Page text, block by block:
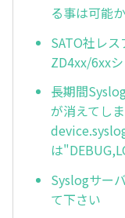
る事は可能
SATO社レ
ZD4xx/6xx
長期間
が消えてしま
は
Syslogサー
て下さい